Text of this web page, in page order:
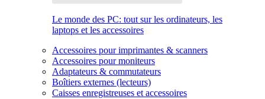
Le monde des PC: tout sur les ordinateurs, les
laptops et les accessoires
Accessoires pour imprimantes & scanners
Accessoires pour moniteurs
Adaptateurs & commutateurs
Boîtiers externes (lecteurs)
Caisses enregistreuses et accessoires